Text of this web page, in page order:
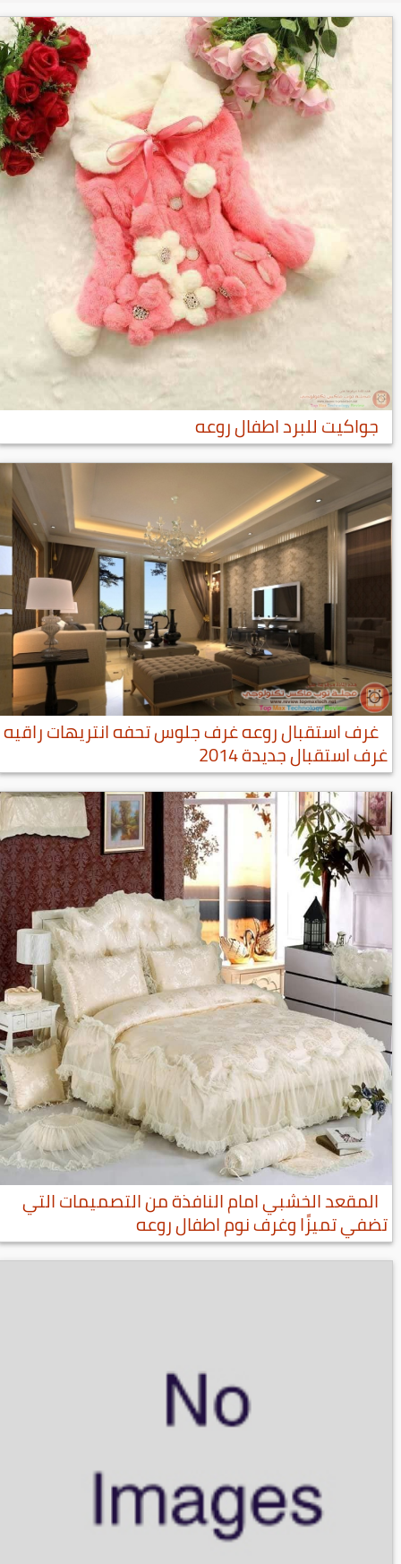
جواكيت للبرد اطفال روعه
غرف استقبال روعه غرف جلوس تحفه انتريهات راقيه
غرف استقبال جديدة 2014
المقعد الخشبي امام النافذة من التصميمات التي
تضفي تميزًا وغرف نوم اطفال روعه